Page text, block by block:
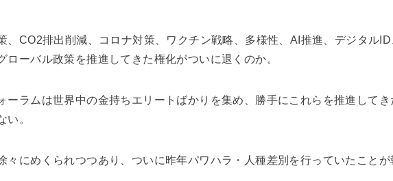
、CO2排出削減、コロナ対策、ワクチン戦略、多様性、AI推進、デジタル
ローバル政策を推進してきた権化がついに退くのか。
ーラムは世界中の金持ちエリートばかりを集め、勝手にこれらを推進して
い。
々にめくられつつあり、ついに昨年パワハラ・人種差別を行っていたことが